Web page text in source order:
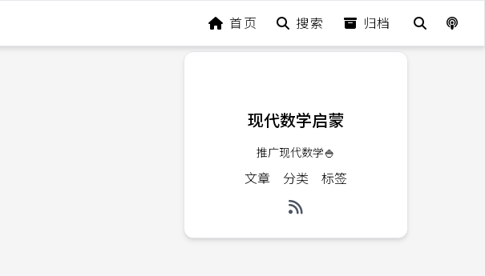
首页 搜索 归档
现代数学启蒙
推广现代数学🍚
文章 分类 标签